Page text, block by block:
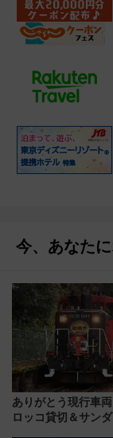
今、あなた
ありがとう現行車
ロッコ貸切＆サン